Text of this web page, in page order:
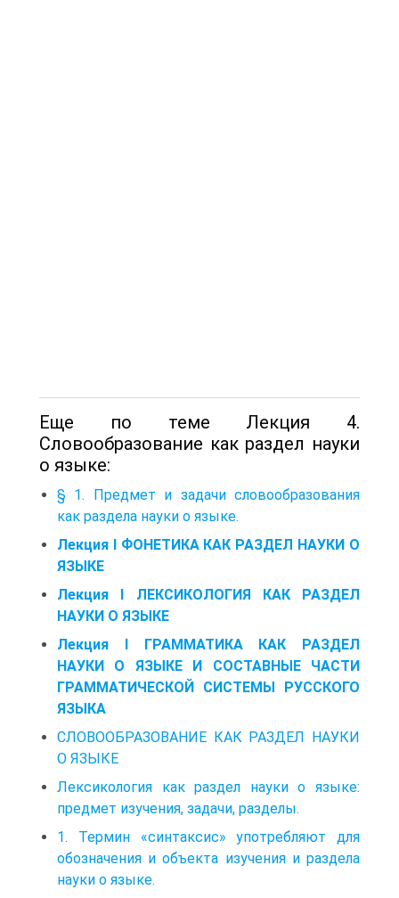
Еще по теме Лекция 4.
Словообразование как раздел науки
о языке:
§ 1. Предмет и задачи словообразования
как раздела науки о языке.
Лекция I ФОНЕТИКА КАК РАЗДЕЛ НАУКИ О
ЯЗЫКЕ
Лекция I ЛЕКСИКОЛОГИЯ КАК РАЗДЕЛ
НАУКИ О ЯЗЫКЕ
Лекция I ГРАММАТИКА КАК РАЗДЕЛ
НАУКИ О ЯЗЫКЕ И СОСТАВНЫЕ ЧАСТИ
ГРАММАТИЧЕСКОЙ СИСТЕМЫ РУССКОГО
ЯЗЫКА
СЛОВООБРАЗОВАНИЕ КАК РАЗДЕЛ НАУКИ
О ЯЗЫКЕ
Лексикология как раздел науки о языке:
предмет изучения, задачи, разделы.
1. Термин «синтаксис» употребляют для
обозначения и объекта изучения и раздела
науки о языке.